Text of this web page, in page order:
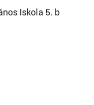
Iskola 5. b